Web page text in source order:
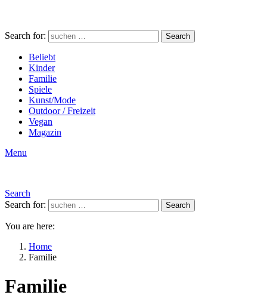
Search for: Search
Beliebt
Kinder
Familie
Spiele
Kunst/Mode
Outdoor / Freizeit
Vegan
Magazin
Menu
Search
Search for:
Search
You are here:
Home
Familie
Familie